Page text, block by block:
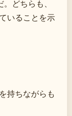
どちらも、
いることを示
持ちながらも